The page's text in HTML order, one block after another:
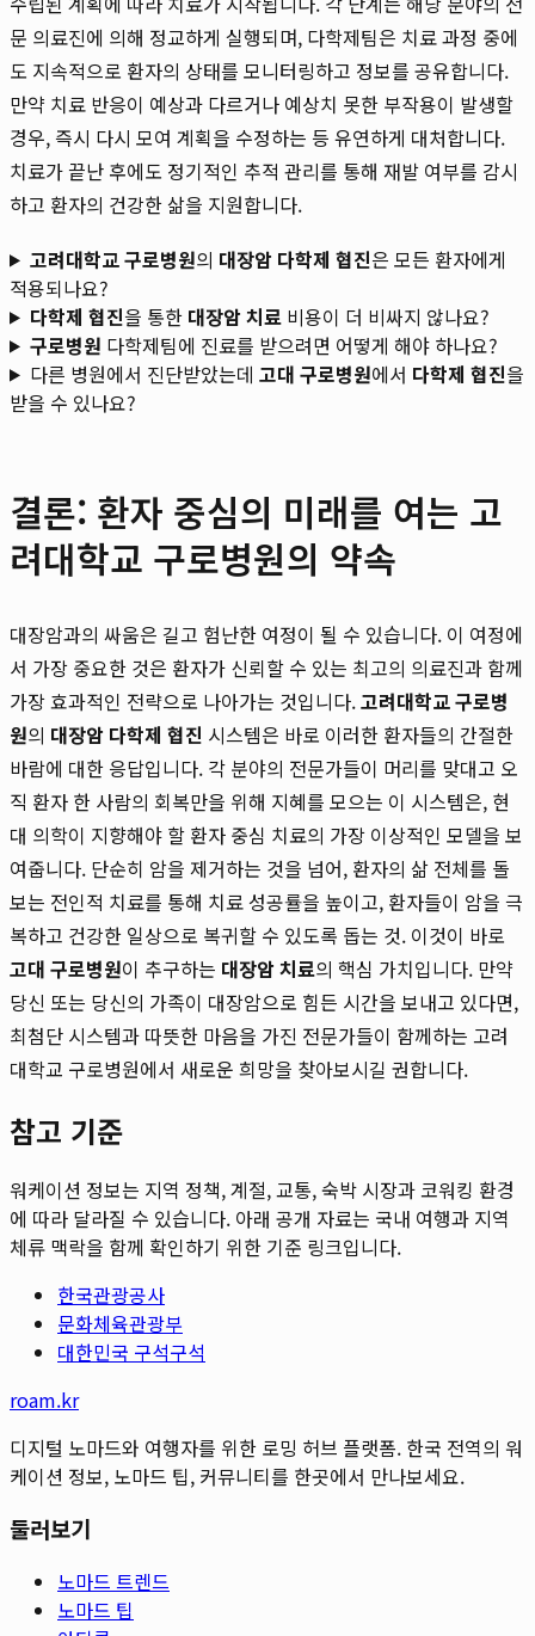
문 의료진에 의해 정교하게 실행되며, 다학제팀은 치료 과정 중에
도 지속적으로 환자의 상태를 모니터링하고 정보를 공유합니다.
만약 치료 반응이 예상과 다르거나 예상치 못한 부작용이 발생할
경우, 즉시 다시 모여 계획을 수정하는 등 유연하게 대처합니다.
치료가 끝난 후에도 정기적인 추적 관리를 통해 재발 여부를 감시
하고 환자의 건강한 삶을 지원합니다.
고려대학교 구로병원의 대장암 다학제 협진은 모든 환자에게
적용되나요?
다학제 협진을 통한 대장암 치료비용이 더 비싸지 않나요?
구로병원 다학제팀에 진료를 받으려면 어떻게 해야 하나요?
다른 병원에서 진단받았는데 고대 구로병원에서 다학제 협진을
받을 수 있나요?
결론: 환자 중심의 미래를 여는 고
려대학교 구로병원의 약속
대장암과의 싸움은 길고 험난한 여정이 될 수 있습니다. 이 여정에
서 가장 중요한 것은 환자가 신뢰할 수 있는 최고의 의료진과 함께
가장 효과적인 전략으로 나아가는 것입니다.고려대학교 구로병
원의 대장암 다학제 협진 시스템은 바로 이러한 환자들의 간절한
바람에 대한 응답입니다. 각 분야의 전문가들이 머리를 맞대고 오
직 환자 한 사람의 회복만을 위해 지혜를 모으는 이 시스템은, 현
대 의학이 지향해야 할 환자 중심 치료의 가장 이상적인 모델을 보
여줍니다. 단순히 암을 제거하는 것을 넘어, 환자의 삶 전체를 돌
보는 전인적 치료를 통해 치료 성공률을 높이고, 환자들이 암을 극
복하고 건강한 일상으로 복귀할 수 있도록 돕는 것. 이것이 바로
고대 구로병원이 추구하는 대장암 치료의 핵심 가치입니다. 만약
당신 또는 당신의 가족이 대장암으로 힘든 시간을 보내고 있다면,
최첨단 시스템과 따뜻한 마음을 가진 전문가들이 함께하는 고려
대학교 구로병원에서 새로운 희망을 찾아보시길 권합니다.
참고 기준
워케이션 정보는 지역 정책, 계절, 교통, 숙박 시장과 코워킹 환경
에 따라 달라질 수 있습니다. 아래 공개 자료는 국내 여행과 지역
체류 맥락을 함께 확인하기 위한 기준 링크입니다.
한국관광공사
문화체육관광부
대한민국 구석구석
roam.kr
디지털 노마드와 여행자를 위한 로밍 허브 플랫폼. 한국 전역의 워
케이션 정보, 노마드 팁, 커뮤니티를 한곳에서 만나보세요.
둘러보기
노마드 트렌드
노마드 팁